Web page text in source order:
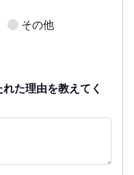
その他
た理由を教えてく